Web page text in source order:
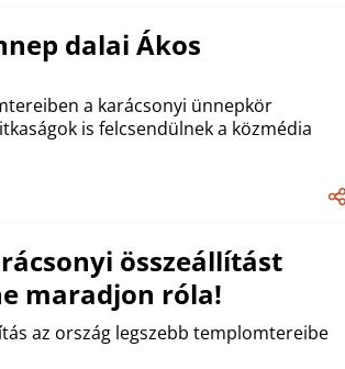
dalai Ákos
a karácsonyi ünnepkör
is felcsendülnek a közmédia
összeállítást
maradjon róla!
az ország legszebb templomtereibe